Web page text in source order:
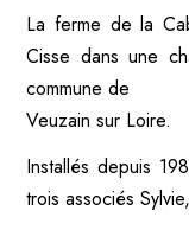
La ferme de la
Cisse dans une
commune de
Veuzain sur Loire.
Installés depuis
trois associés